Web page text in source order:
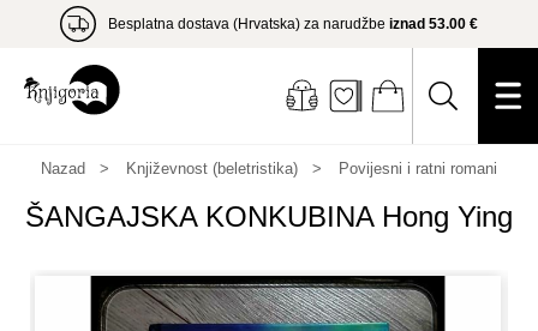
Besplatna dostava (Hrvatska) za narudžbe iznad 53.00 €
Nazad Književnost (beletristika) Povijesni i ratni romani
ŠANGAJSKA KONKUBINA Hong Ying